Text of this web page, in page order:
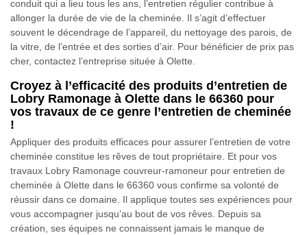
conduit qui a lieu tous les ans, l’entretien régulier contribue à
allonger la durée de vie de la cheminée. Il s’agit d’effectuer
souvent le décendrage de l’appareil, du nettoyage des parois, de
la vitre, de l’entrée et des sorties d’air. Pour bénéficier de prix pas
cher, contactez l’entreprise située à Olette.
Croyez à l’efficacité des produits d’entretien de
Lobry Ramonage à Olette dans le 66360 pour
vos travaux de ce genre l’entretien de cheminée
!
Appliquer des produits efficaces pour assurer l’entretien de votre
cheminée constitue les rêves de tout propriétaire. Et pour vos
travaux Lobry Ramonage couvreur-ramoneur pour entretien de
cheminée à Olette dans le 66360 vous confirme sa volonté de
réussir dans ce domaine. Il applique toutes ses expériences pour
vous accompagner jusqu’au bout de vos rêves. Depuis sa
création, ses équipes ne connaissent jamais le manque de